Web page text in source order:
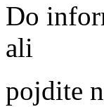
Do
ali
pojdite